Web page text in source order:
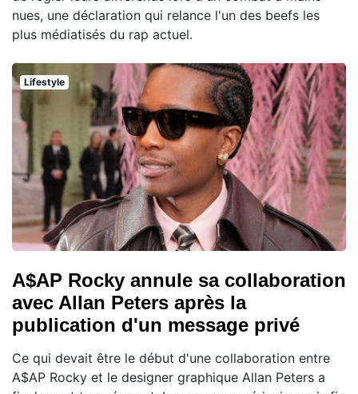
nues, une déclaration qui relance l'un des beefs les
plus médiatisés du rap actuel.
Lifestyle
A$AP Rocky annule sa collaboration
avec Allan Peters après la
publication d'un message privé
Ce qui devait être le début d'une collaboration entre
A$AP Rocky et le designer graphique Allan Peters a